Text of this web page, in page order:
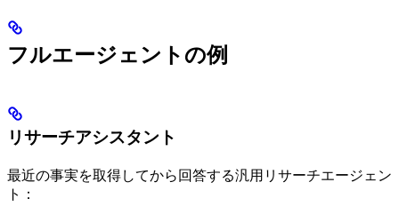
フルエージェントの例
リサーチアシスタント
最近の事実を取得してから回答する汎用リサーチエージェン
ト：